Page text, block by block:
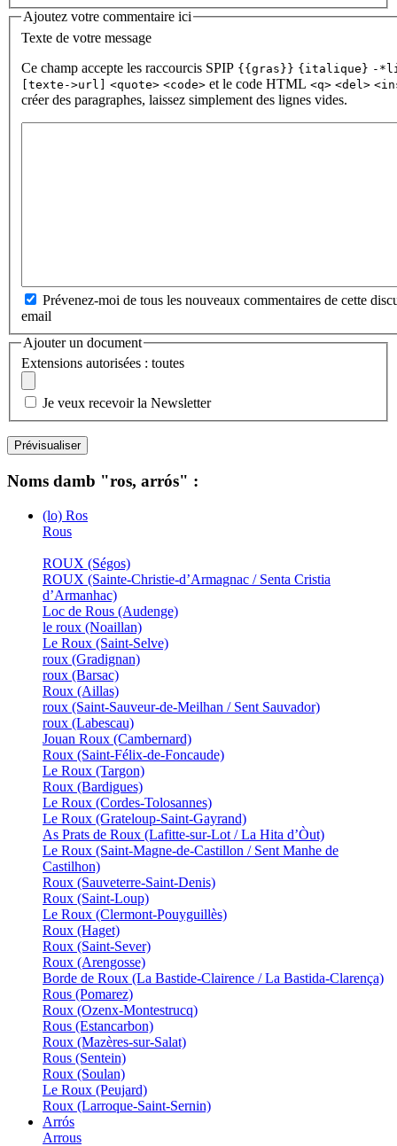
Ajoutez votre commentaire ici
Texte de votre message
Ce champ accepte les raccourcis SPIP {{gras}} {italique} -
[texte->url] <quote> <code> et le code HTML <q> <del>
créer des paragraphes, laissez simplement des lignes vides.
Prévenez-moi de tous les nouveaux commentaires de cette
email
Ajouter un document
Extensions autorisées : toutes
Je veux recevoir la Newsletter
Noms damb "ros, arrós" :
(lo) Ros
Rous
ROUX (Ségos)
ROUX (Sainte-Christie-d’Armagnac / Senta Cristia
d’Armanhac)
Loc de Rous (Audenge)
le roux (Noaillan)
Le Roux (Saint-Selve)
roux (Gradignan)
roux (Barsac)
Roux (Aillas)
roux (Saint-Sauveur-de-Meilhan / Sent Sauvador)
roux (Labescau)
Jouan Roux (Cambernard)
Roux (Saint-Félix-de-Foncaude)
Le Roux (Targon)
Roux (Bardigues)
Le Roux (Cordes-Tolosannes)
Le Roux (Grateloup-Saint-Gayrand)
As Prats de Roux (Lafitte-sur-Lot / La Hita d’Òut)
Le Roux (Saint-Magne-de-Castillon / Sent Manhe de
Castilhon)
Roux (Sauveterre-Saint-Denis)
Roux (Saint-Loup)
Le Roux (Clermont-Pouyguillès)
Roux (Haget)
Roux (Saint-Sever)
Roux (Arengosse)
Borde de Roux (La Bastide-Clairence / La Bastida-Clarença)
Rous (Pomarez)
Roux (Ozenx-Montestrucq)
Rous (Estancarbon)
Roux (Mazères-sur-Salat)
Rous (Sentein)
Roux (Soulan)
Le Roux (Peujard)
Roux (Larroque-Saint-Sernin)
Arrós
Arrous